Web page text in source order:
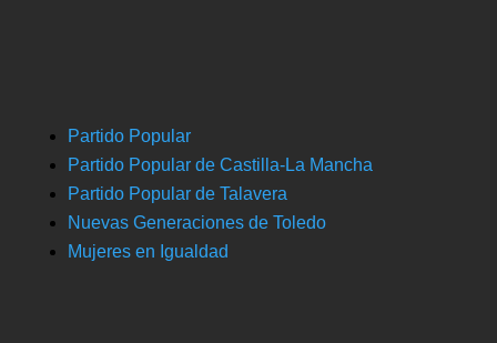
Partido Popular
Partido Popular de Castilla-La Mancha
Partido Popular de Talavera
Nuevas Generaciones de Toledo
Mujeres en Igualdad